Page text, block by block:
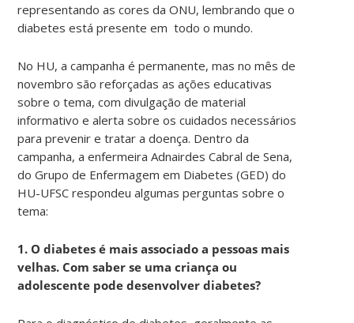
representando as cores da ONU, lembrando que o
diabetes está presente em todo o mundo.
No HU, a campanha é permanente, mas no mês de
novembro são reforçadas as ações educativas
sobre o tema, com divulgação de material
informativo e alerta sobre os cuidados necessários
para prevenir e tratar a doença. Dentro da
campanha, a enfermeira Adnairdes Cabral de Sena,
do Grupo de Enfermagem em Diabetes (GED) do
HU-UFSC respondeu algumas perguntas sobre o
tema:
1. O diabetes é mais associado a pessoas mais
velhas. Com saber se uma criança ou
adolescente pode desenvolver diabetes?